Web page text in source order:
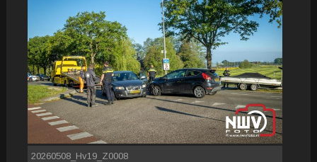
20260508_Hv19_Z0008